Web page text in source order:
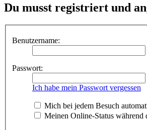
Du musst registriert und
Benutzername:
Passwort:
Ich habe mein Passwort vergessen
Mich bei jedem Besuch
Meinen Online-Status während